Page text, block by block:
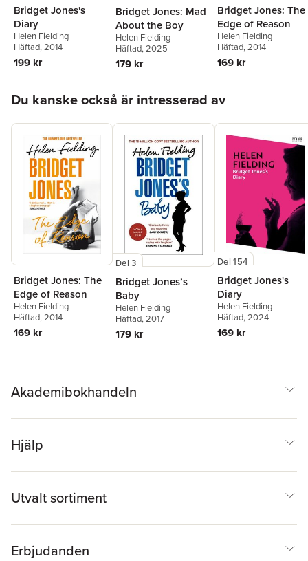
Bridget Jones's
Diary
Helen Fielding
Häftad, 2014
199 kr
Bridget Jones: Mad
About the Boy
Helen Fielding
Häftad, 2025
179 kr
Bridget Jones: The
Edge of Reason
Helen Fielding
Häftad, 2014
169 kr
Du kanske också är intresserad av
Bridget Jones: The
Edge of Reason
Helen Fielding
Häftad, 2014
169 kr
Del 3
Bridget Jones’s
Baby
Helen Fielding
Häftad, 2017
179 kr
Del 154
Bridget Jones's
Diary
Helen Fielding
Häftad, 2024
169 kr
Akademibokhandeln
Hjälp
Utvalt sortiment
Erbjudanden